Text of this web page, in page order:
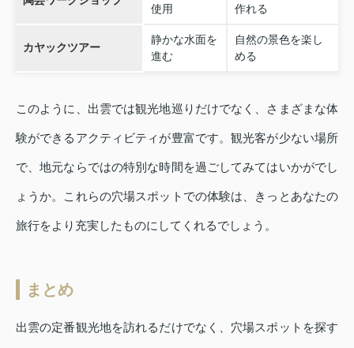
使用 作れる
カヤックツアー
静かな水面を
進む
自然の景色を楽し
める
このように、出雲では観光地巡りだけでなく、さまざまな体
験ができるアクティビティが豊富です。観光客が少ない場所
で、地元ならではの特別な時間を過ごしてみてはいかがでし
ょうか。これらの穴場スポットでの体験は、きっとあなたの
旅行をより充実したものにしてくれるでしょう。
まとめ
出雲の定番観光地を訪れるだけでなく、穴場スポットを探す